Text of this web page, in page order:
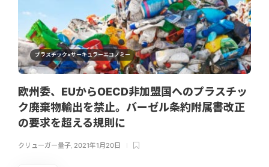
プラスチック×サーキュラーエコノミー
欧州委、EUからOECD非加盟国へのプラスチッ
ク廃棄物輸出を禁止。バーゼル条約附属書改正
の要求を超える規則に
クリューガー量子 2021年1月20日